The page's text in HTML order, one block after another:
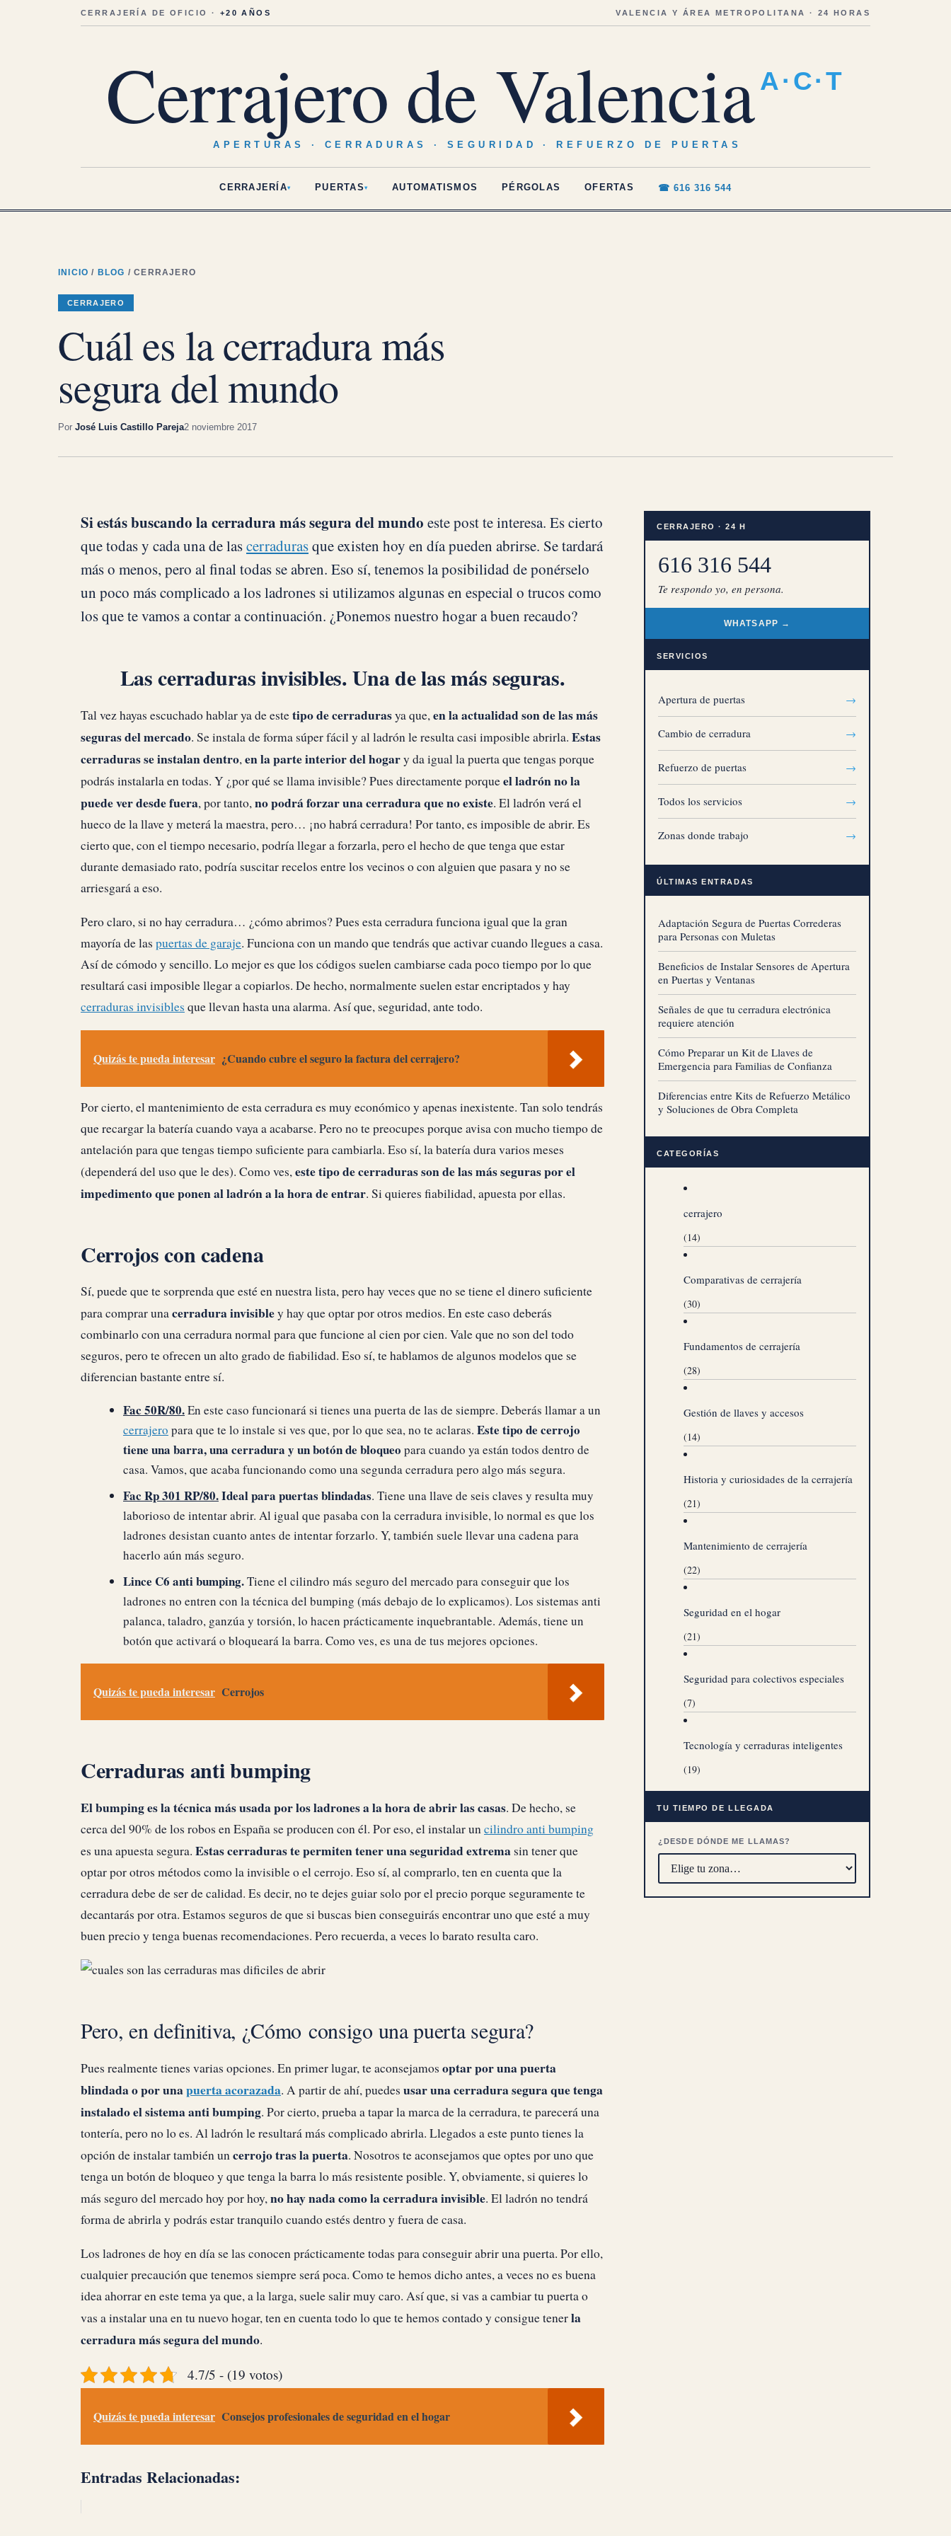
CERRAJERÍA DE OFICIO · +20 AÑOS VALENCIA Y ÁREA METROPOLITANA · 24 HORAS
Cerrajero de Valencia A·C·T
APERTURAS · CERRADURAS · SEGURIDAD · REFUERZO DE PUERTAS
CERRAJERÍA▾ PUERTAS ▾ AUTOMATISMOS PÉRGOLAS OFERTAS ☎ 616 316 544
INICIO / BLOG / CERRAJERO
CERRAJERO
Cuál es la cerradura más
segura del mundo
Por José Luis Castillo Pareja2 noviembre 2017
Si estás buscando la cerradura más segura del mundo este post te interesa. Es cierto
que todas y cada una de lascerradurasque existen hoy en día pueden abrirse. Se tardará
más o menos, pero al final todas se abren. Eso sí, tenemos la posibilidad de ponérselo
un poco más complicado a los ladrones si utilizamos algunas en especial o trucos como
los que te vamos a contar a continuación. ¿Ponemos nuestro hogar a buen recaudo?
Las cerraduras invisibles. Una de las más seguras.
Tal vez hayas escuchado hablar ya de estetipo de cerradurasya que,en la actualidad son de las más
seguras del mercado. Se instala de forma súper fácil y al ladrón le resulta casi imposible abrirla. Estas
cerraduras se instalan dentro,en la parte interior del hogary da igual la puerta que tengas porque
podrás instalarla en todas. Y ¿por qué se llama invisible? Pues directamente porqueel ladrón no la
puede ver desde fuera, por tanto,no podrá forzar una cerradura que no existe. El ladrón verá el
hueco de la llave y meterá la maestra, pero… ¡no habrá cerradura! Por tanto, es imposible de abrir. Es
cierto que, con el tiempo necesario, podría llegar a forzarla, pero el hecho de que tenga que estar
durante demasiado rato, podría suscitar recelos entre los vecinos o con alguien que pasara y no se
arriesgará a eso.
Pero claro, si no hay cerradura… ¿cómo abrimos? Pues esta cerradura funciona igual que la gran
mayoría de las puertas de garaje. Funciona con un mando que tendrás que activar cuando llegues a casa.
Así de cómodo y sencillo. Lo mejor es que los códigos suelen cambiarse cada poco tiempo por lo que
resultará casi imposible llegar a copiarlos. De hecho, normalmente suelen estar encriptados y hay
cerraduras invisibles que llevan hasta una alarma. Así que, seguridad, ante todo.
Quizás te pueda interesar ¿Cuando cubre el seguro la factura del cerrajero?
Por cierto, el mantenimiento de esta cerradura es muy económico y apenas inexistente. Tan solo tendrás
que recargar la batería cuando vaya a acabarse. Pero no te preocupes porque avisa con mucho tiempo de
antelación para que tengas tiempo suficiente para cambiarla. Eso sí, la batería dura varios meses
(dependerá del uso que le des). Como ves,este tipo de cerraduras son de las más seguras por el
impedimento que ponen al ladrón a la hora de entrar. Si quieres fiabilidad, apuesta por ellas.
Cerrojos con cadena
Sí, puede que te sorprenda que esté en nuestra lista, pero hay veces que no se tiene el dinero suficiente
para comprar unacerradura invisibley hay que optar por otros medios. En este caso deberás
combinarlo con una cerradura normal para que funcione al cien por cien. Vale que no son del todo
seguros, pero te ofrecen un alto grado de fiabilidad. Eso sí, te hablamos de algunos modelos que se
diferencian bastante entre sí.
Fac 50R/80.En este caso funcionará si tienes una puerta de las de siempre. Deberás llamar a un
cerrajero para que te lo instale si ves que, por lo que sea, no te aclaras. Este tipo de cerrojo
tiene una barra, una cerradura y un botón de bloqueo para cuando ya están todos dentro de
casa. Vamos, que acaba funcionando como una segunda cerradura pero algo más segura.
Fac Rp 301 RP/80.Ideal para puertas blindadas. Tiene una llave de seis claves y resulta muy
laborioso de intentar abrir. Al igual que pasaba con la cerradura invisible, lo normal es que los
ladrones desistan cuanto antes de intentar forzarlo. Y, también suele llevar una cadena para
hacerlo aún más seguro.
Lince C6 anti bumping.Tiene el cilindro más seguro del mercado para conseguir que los
ladrones no entren con la técnica del bumping (más debajo de lo explicamos). Los sistemas anti
palanca, taladro, ganzúa y torsión, lo hacen prácticamente inquebrantable. Además, tiene un
botón que activará o bloqueará la barra. Como ves, es una de tus mejores opciones.
Quizás te pueda interesar Cerrojos
Cerraduras anti bumping
El bumping es la técnica más usada por los ladrones a la hora de abrir las casas. De hecho, se
cerca del 90% de los robos en España se producen con él. Por eso, el instalar uncilindro anti bumping
es una apuesta segura. Estas cerraduras te permiten tener una seguridad extrema sin tener que
optar por otros métodos como la invisible o el cerrojo. Eso sí, al comprarlo, ten en cuenta que la
cerradura debe de ser de calidad. Es decir, no te dejes guiar solo por el precio porque seguramente te
decantarás por otra. Estamos seguros de que si buscas bien conseguirás encontrar uno que esté a muy
buen precio y tenga buenas recomendaciones. Pero recuerda, a veces lo barato resulta caro.
Pero, en definitiva, ¿Cómo consigo una puerta segura?
Pues realmente tienes varias opciones. En primer lugar, te aconsejamos optar por una puerta
blindada o por unapuerta acorazada. A partir de ahí, puedes usar una cerradura segura que tenga
instalado el sistema anti bumping. Por cierto, prueba a tapar la marca de la cerradura, te parecerá una
tontería, pero no lo es. Al ladrón le resultará más complicado abrirla. Llegados a este punto tienes la
opción de instalar también uncerrojo tras la puerta. Nosotros te aconsejamos que optes por uno que
tenga un botón de bloqueo y que tenga la barra lo más resistente posible. Y, obviamente, si quieres lo
más seguro del mercado hoy por hoy,no hay nada como la cerradura invisible. El ladrón no tendrá
forma de abrirla y podrás estar tranquilo cuando estés dentro y fuera de casa.
Los ladrones de hoy en día se las conocen prácticamente todas para conseguir abrir una puerta. Por ello,
cualquier precaución que tenemos siempre será poca. Como te hemos dicho antes, a veces no es buena
idea ahorrar en este tema ya que, a la larga, suele salir muy caro. Así que, si vas a cambiar tu puerta o
vas a instalar una en tu nuevo hogar, ten en cuenta todo lo que te hemos contado y consigue tenerla
cerradura más segura del mundo.
4.7/5 - (19 votos)
Quizás te pueda interesar Consejos profesionales de seguridad en el hogar
Entradas Relacionadas:
CERRAJERO · 24 H
616 316 544
Te respondo yo, en persona.
WHATSAPP →
SERVICIOS
Apertura de puertas →
Cambio de cerradura →
Refuerzo de puertas →
Todos los servicios →
Zonas donde trabajo →
ÚLTIMAS ENTRADAS
Adaptación Segura de Puertas Correderas
para Personas con Muletas
Beneficios de Instalar Sensores de Apertura
en Puertas y Ventanas
Señales de que tu cerradura electrónica
requiere atención
Cómo Preparar un Kit de Llaves de
Emergencia para Familias de Confianza
Diferencias entre Kits de Refuerzo Metálico
y Soluciones de Obra Completa
CATEGORÍAS
cerrajero
(14)
Comparativas de cerrajería
(30)
Fundamentos de cerrajería
(28)
Gestión de llaves y accesos
(14)
Historia y curiosidades de la cerrajería
(21)
Mantenimiento de cerrajería
(22)
Seguridad en el hogar
(21)
Seguridad para colectivos especiales
(7)
Tecnología y cerraduras inteligentes
(19)
TU TIEMPO DE LLEGADA
¿DESDE DÓNDE ME LLAMAS?